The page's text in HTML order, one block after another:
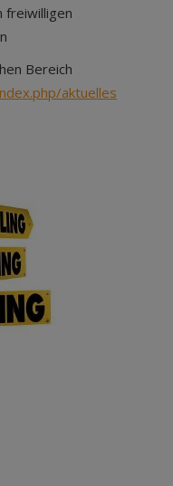
freiwilligen
Bereich
aktuelles